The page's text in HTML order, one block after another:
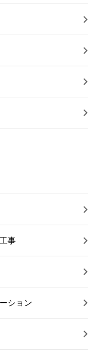
事
ション